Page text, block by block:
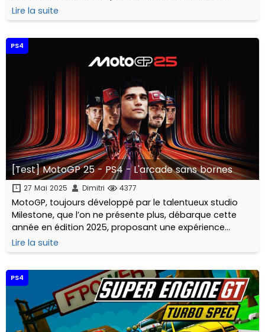
notamment... Dis donc, cela ne nous rajeunit pas tout
ça !
Lire la suite
PS4
[Test] MotoGP 25 - PS4 - L'arcade sans bornes
27 Mai 2025 Dimitri 4377
MotoGP, toujours développé par le talentueux studio
Milestone, que l’on ne présente plus, débarque cette
année en édition 2025, proposant une expérience
symétrique avec la réalité du championnat MotoGP
2025 !
Lire la suite
PS4